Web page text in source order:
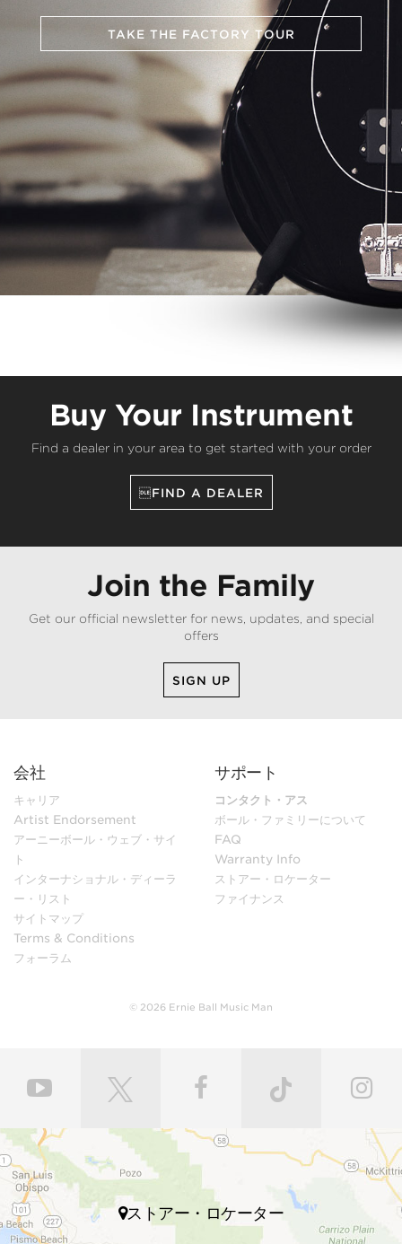
TAKE THE FACTORY TOUR
Buy Your Instrument
Find a dealer in your area to get started with your order
FIND A DEALER
Join the Family
Get our official newsletter for news, updates, and special
offers
SIGN UP
会社
キャリア
Artist Endorsement
アーニーボール・ウェブ・サイ
ト
インターナショナル・ディーラ
ー・リスト
サイトマップ
Terms & Conditions
フォーラム
サポート
コンタクト・アス
ボール・ファミリーについて
FAQ
Warranty Info
ストアー・ロケーター
ファイナンス
© 2026 Ernie Ball Music Man
ストアー・ロケーター